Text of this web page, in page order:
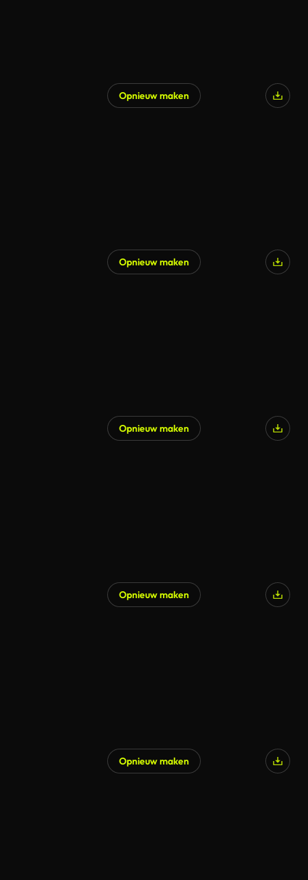
Opnieuw maken
Opnieuw maken
Opnieuw maken
Opnieuw maken
Opnieuw maken